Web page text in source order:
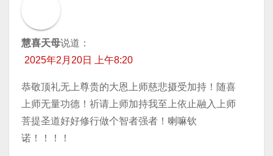
慧喜天母说道：
2025年2月20日 上午8:20
恭敬顶礼无上尊贵的大恩上师慈悲摄受加持！随喜
上师无量功德！祈请上师加持我至上依止融入上师
菩提圣道好好修行做个智者强者！喇嘛钦
诺！！！！